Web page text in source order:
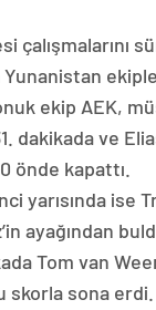
çalışmalarını
Yunanistan
ekip AEK,
dakikada ve
önde kapattı.
yarısında ise
ayağından
Tom van
skorla sona erdi.